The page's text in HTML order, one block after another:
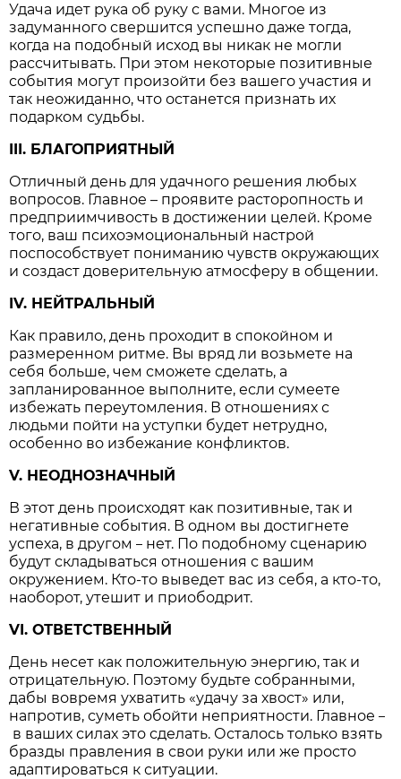
Удача идет рука об руку с вами. Многое из
задуманного свершится успешно даже тогда,
когда на подобный исход вы никак не могли
рассчитывать. При этом некоторые позитивные
события могут произойти без вашего участия и
так неожиданно, что останется признать их
подарком судьбы.
III. БЛАГОПРИЯТНЫЙ
Отличный день для удачного решения любых
вопросов. Главное – проявите расторопность и
предприимчивость в достижении целей. Кроме
того, ваш психоэмоциональный настрой
поспособствует пониманию чувств окружающих
и создаст доверительную атмосферу в общении.
IV. НЕЙТРАЛЬНЫЙ
Как правило, день проходит в спокойном и
размеренном ритме. Вы вряд ли возьмете на
себя больше, чем сможете сделать, а
запланированное выполните, если сумеете
избежать переутомления. В отношениях с
людьми пойти на уступки будет нетрудно,
особенно во избежание конфликтов.
V. НЕОДНОЗНАЧНЫЙ
В этот день происходят как позитивные, так и
негативные события. В одном вы достигнете
успеха, в другом– нет. По подобному сценарию
будут складываться отношения с вашим
окружением. Кто-то выведет вас из себя, а кто-то,
наоборот, утешит и приободрит.
VI. ОТВЕТСТВЕННЫЙ
День несет как положительную энергию, так и
отрицательную. Поэтому будьте собранными,
дабы вовремя ухватить «удачу за хвост» или,
напротив, суметь обойти неприятности. Главное–
в ваших силах это сделать. Осталось только взять
бразды правления в свои руки или же просто
адаптироваться к ситуации.